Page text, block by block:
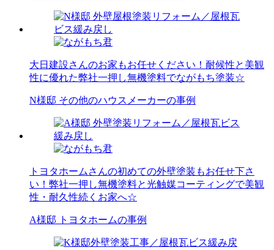
大日建設さんのお家もお任せください！耐候性と美観
性に優れた弊社一押し無機塗料でながもち塗装☆
N様邸 その他のハウスメーカーの事例
トヨタホームさんの初めての外壁塗装もお任せ下さ
い！弊社一押し無機塗料と光触媒コーティングで美観
性・耐久性続くお家へ☆
A様邸 トヨタホームの事例